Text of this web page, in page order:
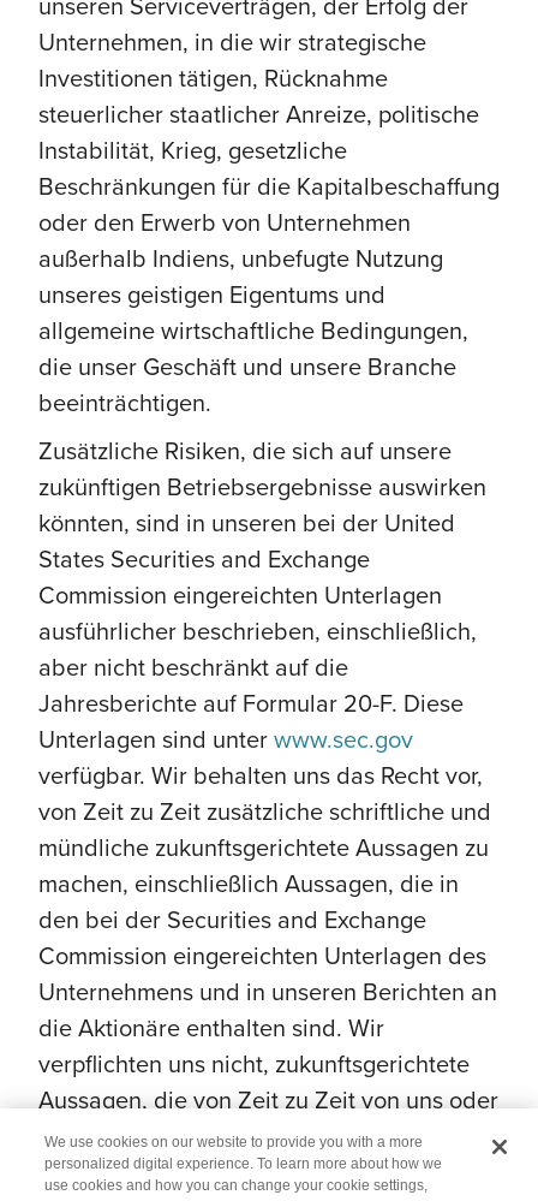
Unternehmen, in die wir strategische
Investitionen tätigen, Rücknahme
steuerlicher staatlicher Anreize, politische
Instabilität, Krieg, gesetzliche
Beschränkungen für die Kapitalbeschaffung
oder den Erwerb von Unternehmen
außerhalb Indiens, unbefugte Nutzung
unseres geistigen Eigentums und
allgemeine wirtschaftliche Bedingungen,
die unser Geschäft und unsere Branche
beeinträchtigen.
Zusätzliche Risiken, die sich auf unsere
zukünftigen Betriebsergebnisse auswirken
könnten, sind in unseren bei der United
States Securities and Exchange
Commission eingereichten Unterlagen
ausführlicher beschrieben, einschließlich,
aber nicht beschränkt auf die
Jahresberichte auf Formular 20-F. Diese
Unterlagen sind unterwww.sec.gov
verfügbar. Wir behalten uns das Recht vor,
von Zeit zu Zeit zusätzliche schriftliche und
mündliche zukunftsgerichtete Aussagen zu
machen, einschließlich Aussagen, die in
den bei der Securities and Exchange
Commission eingereichten Unterlagen des
Unternehmens und in unseren Berichten an
die Aktionäre enthalten sind. Wir
verpflichten uns nicht, zukunftsgerichtete
Aussagen, die von Zeit zu Zeit von uns oder
in unserem Namen gemacht werden, zu
aktualisieren.
We use cookies on our website to provide you with a more
personalized digital experience. To learn more about how we
use cookies and how you can change your cookie settings,